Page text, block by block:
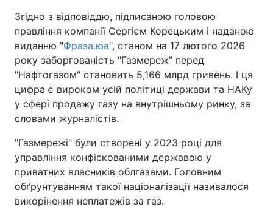
Згідно з відповіддю, підписаною головою
правління компанії Сергієм Корецьким і наданою
виданню "Фраза.юа", станом на 17 лютого 2026
року заборгованість "Газмереж" перед
"Нафтогазом" становить 5,166 млрд гривень. І ця
цифра є вироком усій політиці держави та НАКу
у сфері продажу газу на внутрішньому ринку, за
словами журналістів.
"Газмережі" були створені у 2023 році для
управління конфіскованими державою у
приватних власників облгазами. Головним
обґрунтуванням такої націоналізації називалося
викорінення неплатежів за газ.